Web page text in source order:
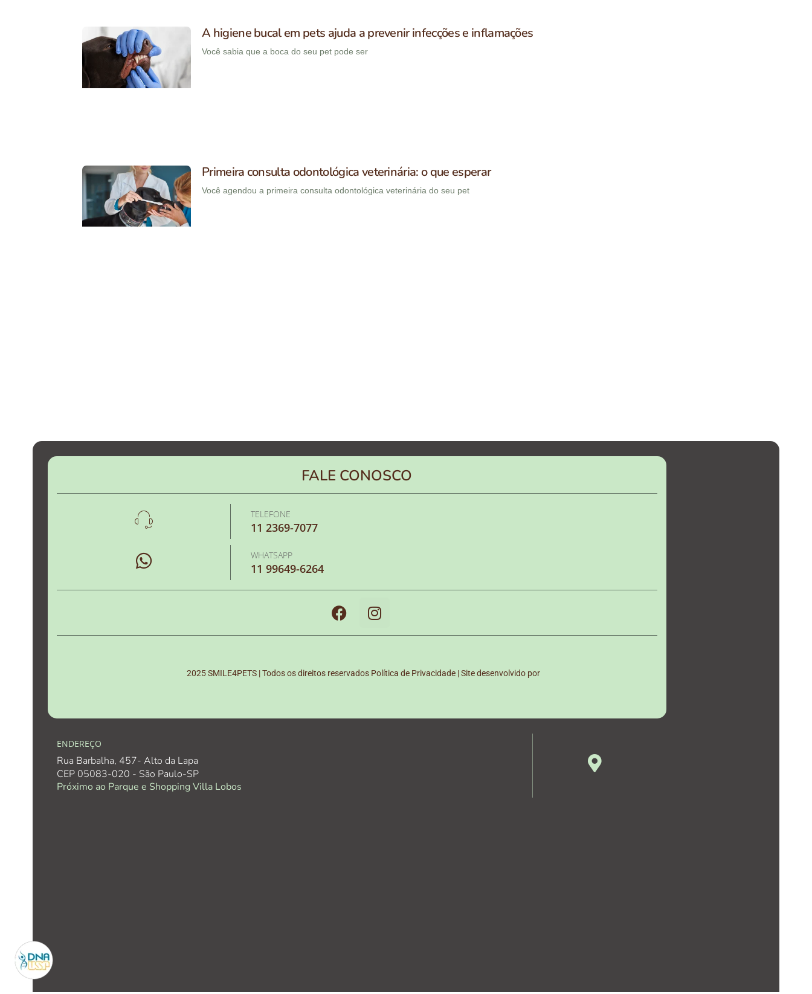
A higiene bucal em pets ajuda a prevenir infecções e inflamações
Você sabia que a boca do seu pet pode ser
Primeira consulta odontológica veterinária: o que esperar
Você agendou a primeira consulta odontológica veterinária do seu pet
FALE CONOSCO
TELEFONE
11 2369-7077
WHATSAPP
11 99649-6264
2025 SMILE4PETS | Todos os direitos reservados Política de Privacidade | Site desenvolvido por
ENDEREÇO
Rua Barbalha, 457- Alto da Lapa
CEP 05083-020 - São Paulo-SP
Próximo ao Parque e Shopping Villa Lobos